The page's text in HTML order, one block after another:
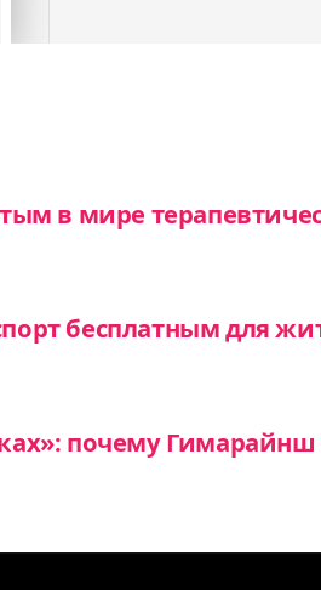
в мире
бесплатным для
почему Гимарайнш